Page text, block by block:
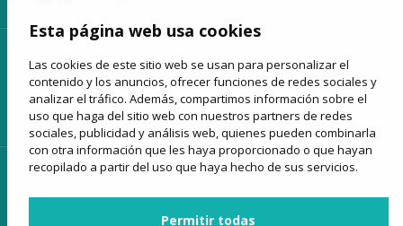
Esta página web usa cookies
Las cookies de este sitio web se usan para personalizar el
contenido y los anuncios, ofrecer funciones de redes sociales y
analizar el tráfico. Además, compartimos información sobre el
uso que haga del sitio web con nuestros partners de redes
sociales, publicidad y análisis web, quienes pueden combinarla
con otra información que les haya proporcionado o que hayan
recopilado a partir del uso que haya hecho de sus servicios.
Permitir todas
inicio quiénes somos
fondos públicos
líneas regulares
alquiler de autocares
turismo
venta online
noticias contactar
acceso clientes
acceso proveedores